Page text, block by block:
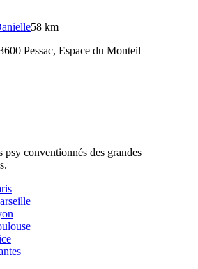
58 km
Pessac, Espace du Monteil
psy conventionnés des grandes